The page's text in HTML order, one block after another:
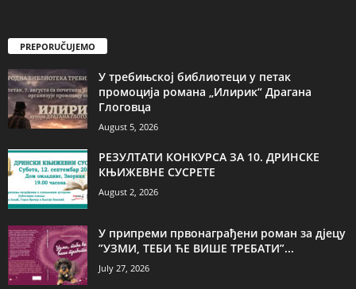
PREPORUČUJEMO
У требињској библиотеци у петак
промоција романа „Илирик“ Драгана
Глоговца
August 5, 2026
РЕЗУЛТАТИ КОНКУРСА ЗА 10. ДРИНСКЕ
КЊИЖЕВНЕ СУСРЕТЕ
August 2, 2026
У припреми првонаграђени роман за дјецу
”УЗМИ, ТЕБИ ЋЕ ВИШЕ ТРЕБАТИ”...
July 27, 2026